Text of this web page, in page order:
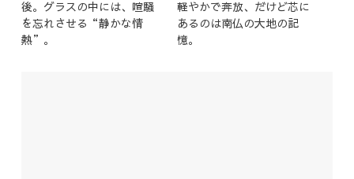
後。グラスの中には、喧騒
を忘れさせる“静かな情
熱”。
軽やかで奔放、だけど芯に
あるのは南仏の大地の記
憶。